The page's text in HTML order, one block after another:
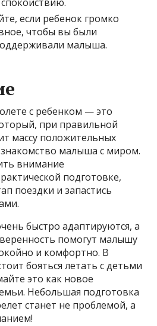
если ребенок громко
чтобы вы были
малыша.
с ребенком — это
при правильной
массу положительных
малыша с миром.
внимание
подготовке,
поездки и запастись
быстро адаптируются, а
помогут малышу
и комфортно. В
бояться летать с детьми
это как новое
Небольшая подготовка
станет не проблемой, а